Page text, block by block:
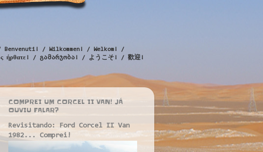
/ Wilkommen! / Welkom! /
ήρθατε! / გამარჯობა! / ようこそ! / 歡迎!
COMPREI UM CORCEL II VAN! JÁ
OUVIU FALAR?
Revisitando: Ford Corcel II Van
1982... Comprei!